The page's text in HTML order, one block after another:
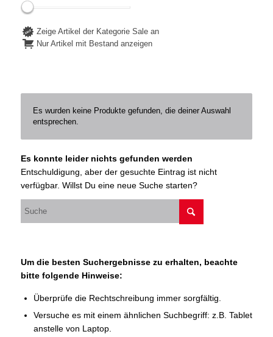
Zeige Artikel der Kategorie Sale an
Nur Artikel mit Bestand anzeigen
Es wurden keine Produkte gefunden, die deiner Auswahl
entsprechen.
Es konnte leider nichts gefunden werden
Entschuldigung, aber der gesuchte Eintrag ist nicht
verfügbar. Willst Du eine neue Suche starten?
Um die besten Suchergebnisse zu erhalten, beachte
bitte folgende Hinweise:
Überprüfe die Rechtschreibung immer sorgfältig.
Versuche es mit einem ähnlichen Suchbegriff: z.B. Tablet
anstelle von Laptop.